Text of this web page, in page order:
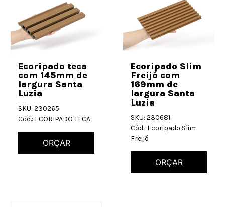
Ecoripado teca
com 145mm de
largura Santa
Luzia
SKU: 230265
Cód.: ECORIPADO TECA
ORÇAR
Ecoripado Slim
Freijó com
169mm de
largura Santa
Luzia
SKU: 230681
Cód.: Ecoripado Slim
Freijó
ORÇAR